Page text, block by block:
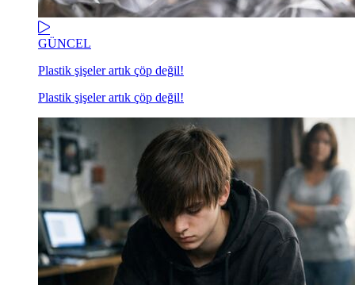
GÜNCEL
Plastik şişeler artık çöp değil!
Plastik şişeler artık çöp değil!